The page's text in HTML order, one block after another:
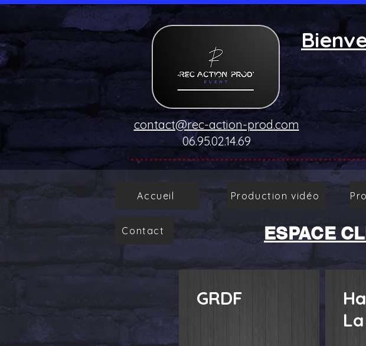
contact@rec-action-prod.com
06.95.02.14.69
Accueil
Contact
Production vidéo
ESPACE
GRDF